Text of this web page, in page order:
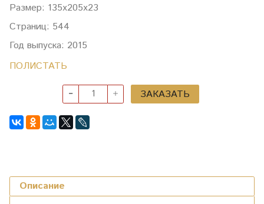
Размер: 135х205х23
Страниц: 544
Год выпуска: 2015
ПОЛИСТАТЬ
ЗАКАЗАТЬ
Описание